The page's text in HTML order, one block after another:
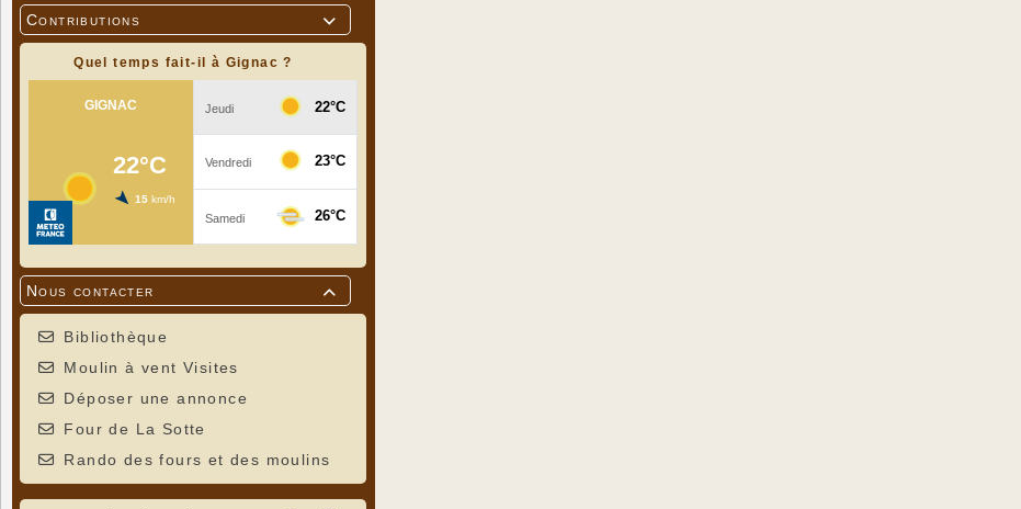

Contributions
Quel temps fait-il à Gignac ?

Nous contacter
Bibliothèque
Moulin à vent Visites
Déposer une annonce
Four de La Sotte
Rando des fours et des moulins